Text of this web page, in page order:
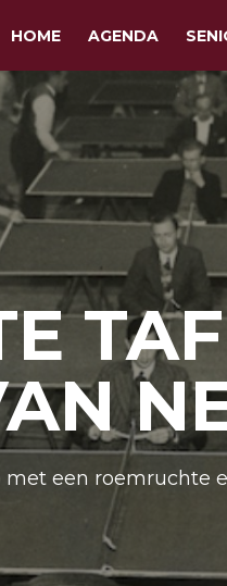
HOME AGENDA
met een roemruchte